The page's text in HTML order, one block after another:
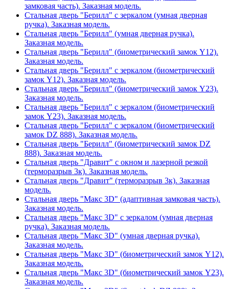
замковая часть). Заказная модель.
Стальная дверь "Берилл" с зеркалом (умная дверная
ручка). Заказная модель.
Стальная дверь "Берилл" (умная дверная ручка).
Заказная модель.
Стальная дверь "Берилл" (биометрический замок Y12).
Заказная модель.
Стальная дверь "Берилл" с зеркалом (биометрический
замок Y12). Заказная модель.
Стальная дверь "Берилл" (биометрический замок Y23).
Заказная модель.
Стальная дверь "Берилл" с зеркалом (биометрический
замок Y23). Заказная модель.
Стальная дверь "Берилл" с зеркалом (биометрический
замок DZ 888). Заказная модель.
Стальная дверь "Берилл" (биометрический замок DZ
888). Заказная модель.
Стальная дверь "Дравит" с окном и лазерной резкой
(терморазрыв 3к). Заказная модель.
Стальная дверь "Дравит" (терморазрыв 3к). Заказная
модель.
Стальная дверь "Макс 3D" (адаптивная замковая часть).
Заказная модель.
Стальная дверь "Макс 3D" с зеркалом (умная дверная
ручка). Заказная модель.
Стальная дверь "Макс 3D" (умная дверная ручка).
Заказная модель.
Стальная дверь "Макс 3D" (биометрический замок Y12).
Заказная модель.
Стальная дверь "Макс 3D" (биометрический замок Y23).
Заказная модель.